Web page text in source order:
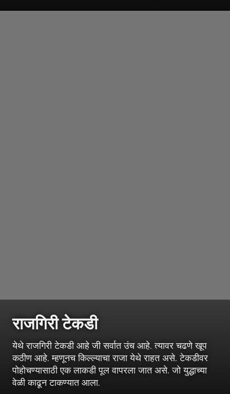
राजगिरी टेकडी
येथे राजगिरी टेकडी आहे जी सर्वात उंच आहे. त्यावर चढणे खूप
कठीण आहे. म्हणूनच किल्ल्याचा राजा येथे राहत असे. टेकडीवर
पोहोचण्यासाठी एक लाकडी पूल वापरला जात असे. जो युद्धाच्या
वेळी काढून टाकण्यात आला.